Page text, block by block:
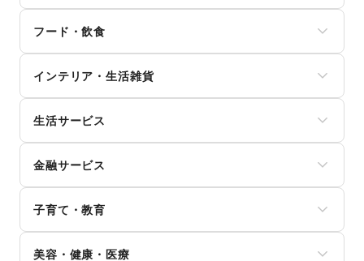
レディースファッション
ユニセックス
インナー・ルームウェア
キッズ・ベビー・マタニティ
スポーツ
シーズナルウェア
腕時計
靴
バッグ・革小物
ファッション雑貨
和服・着物
古着
フード・飲食
和菓子
パン
お弁当・惣菜
軽食・ホットスナック
コーヒー・紅茶
その他飲料
食材・調味料
物産展・マルシェ
キッチンカー・移動販売
インテリア・生活雑貨
寝具・ベッド
家具・家電
キッチン雑貨・調理器具
掃除用品・生活便利品
文房具
手芸・ハンドメイド
生活サービス
インターネット・プロバイダ
電気・ガス
ウォーターサーバー
ハウスクリーニング・家事代行
定期宅配
リサイクル雑貨・古本
金融サービス
保険
銀行
住宅ローン
子育て・教育
ランドセル
美容・健康・医療